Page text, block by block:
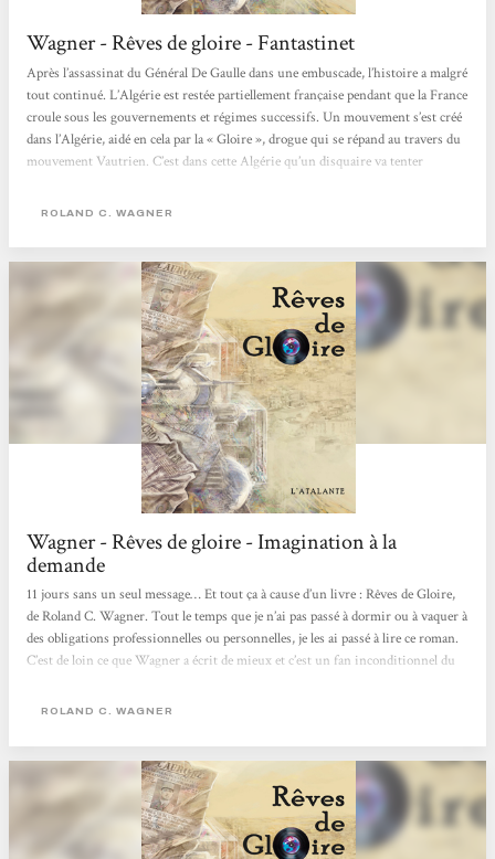
Wagner - Rêves de gloire - Fantastinet
Après l’assassinat du Général De Gaulle dans une embuscade, l’histoire a malgré
tout continué. L’Algérie est restée partiellement française pendant que la France
croule sous les gouvernements et régimes successifs. Un mouvement s’est créé
dans l’Algérie, aidé en cela par la « Gloire », drogue qui se répand au travers du
mouvement Vautrien. C’est dans cette Algérie qu’un disquaire va tenter
moi, au...
ROLAND C. WAGNER
Wagner - Rêves de gloire - Imagination à la
demande
11 jours sans un seul message… Et tout ça à cause d’un livre : Rêves de Gloire,
de Roland C. Wagner. Tout le temps que je n’ai pas passé à dormir ou à vaquer à
des obligations professionnelles ou personnelles, je les ai passé à lire ce roman.
C’est de loin ce que Wagner a écrit de mieux et c’est un fan inconditionnel du
seulement vous dire que :* ça se passe en Algérie entre 1961 et nos jours.* ce
incroyablement différente.*...
ROLAND C. WAGNER